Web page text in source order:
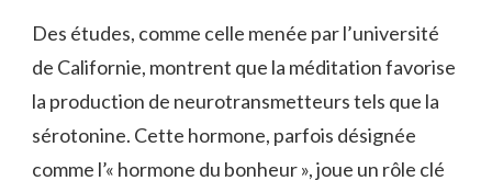
Des études, comme celle menée par l’université
de Californie, montrent que la méditation favorise
la production de neurotransmetteurs tels que la
sérotonine. Cette hormone, parfois désignée
comme l’« hormone du bonheur », joue un rôle clé